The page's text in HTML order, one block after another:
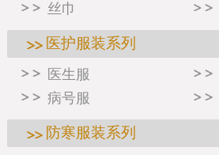
丝巾
医护服装系列
医生服
病号服
防寒服装系列